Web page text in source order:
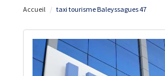
Accueil taxi tourisme Baleyssagues 47